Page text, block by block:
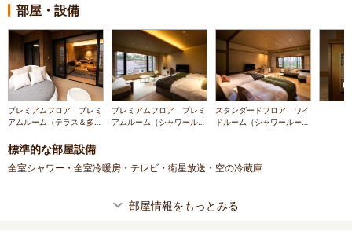
部屋・設備
プレミアムフロア プレミ
アムルーム（テラス＆多機
プレミアムフロア プレミ
アムルーム（シャワールー
スタンダードフロア ワイ
ドルーム（シャワールーム
標準的な部屋設備
全室シャワー・全室冷暖房・テレビ・衛星放送・空の冷蔵庫
部屋情報をもっとみる